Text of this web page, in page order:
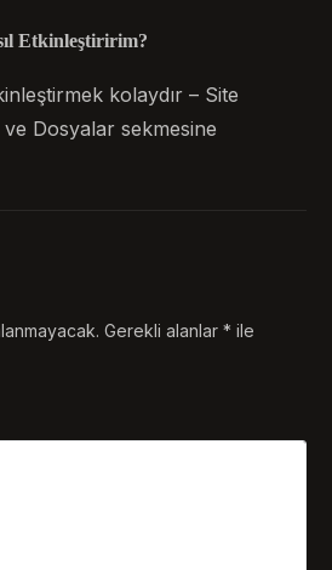
Etkinleştiririm?
kolaydır – Site
ve Dosyalar sekmesine
Gerekli alanlar* ile